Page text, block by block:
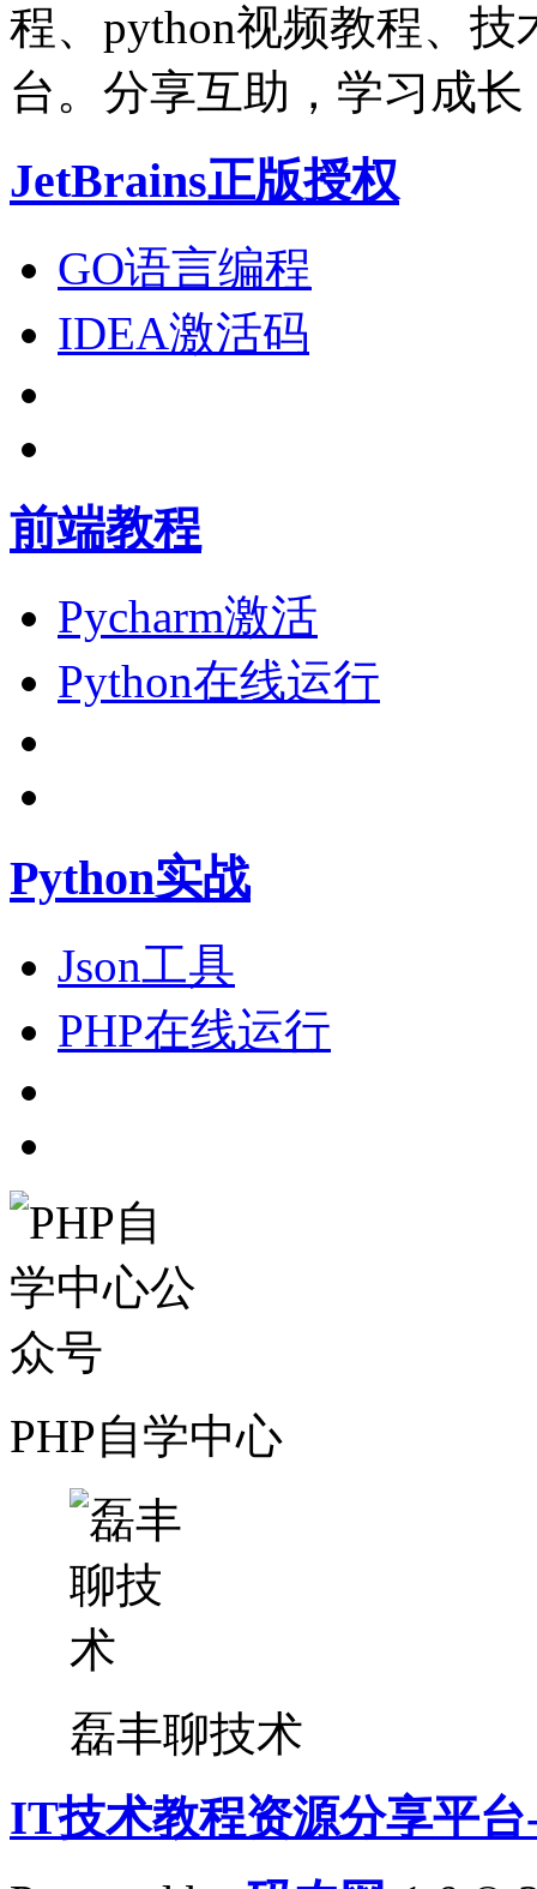
程、python视频教程、
台。分享互助，学习成长
JetBrains正版授权
GO语言编程
IDEA激活码
前端教程
Pycharm激活
Python在线运行
Python实战
Json工具
PHP在线运行
PHP自学中心
磊丰聊技术
IT技术教程资源分享平